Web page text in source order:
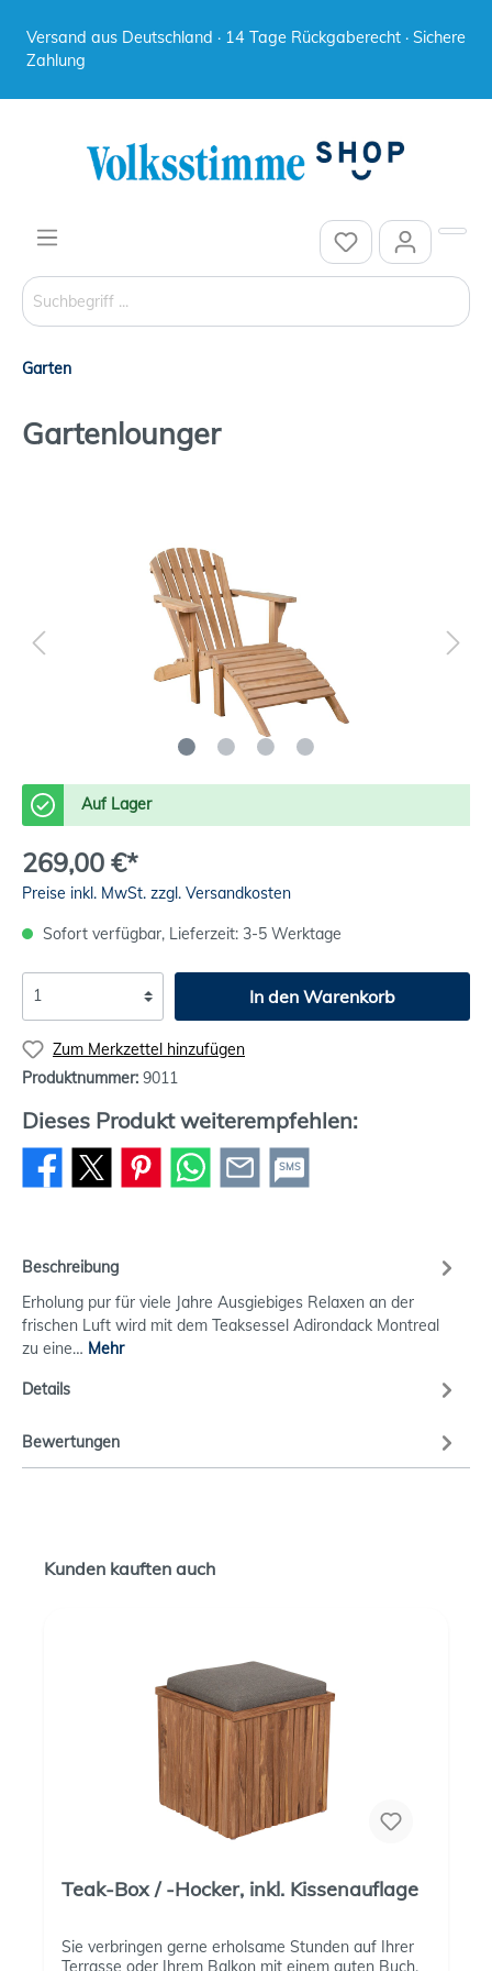
Versand aus Deutschland · 14 Tage Rückgaberecht · Sichere
Zahlung
Garten
Gartenlounger
Auf Lager
269,00 €*
Preise inkl. MwSt. zzgl. Versandkosten
Sofort verfügbar, Lieferzeit: 3-5 Werktage
In den Warenkorb
Zum Merkzettel hinzufügen
Produktnummer: 9011
Dieses Produkt weiterempfehlen:
SMS
Beschreibung
Erholung pur für viele Jahre Ausgiebiges Relaxen an der
frischen Luft wird mit dem Teaksessel Adirondack Montreal
zu eine… Mehr
Details
Bewertungen
Kunden kauften auch
Teak-Box / -Hocker, inkl. Kissenauflage
Sie verbringen gerne erholsame Stunden auf Ihrer
Terrasse oder Ihrem Balkon mit einem guten Buch,